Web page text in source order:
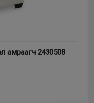
амраагч 2430508